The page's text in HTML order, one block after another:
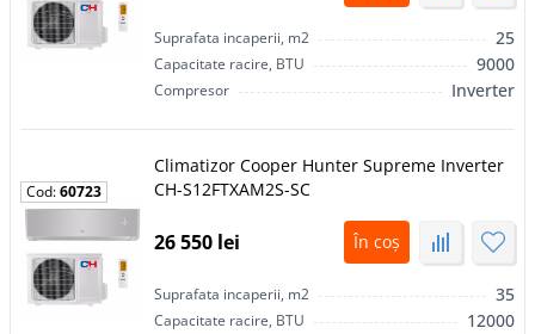
Suprafata incaperii, m2 25
Capacitate racire, BTU 9000
Compresor Inverter
Cod:60723
Climatizor Сooper Hunter Supreme Inverter
CH-S12FTXAM2S-SC
26 550 lei În coș
Suprafata incaperii, m2 35
Capacitate racire, BTU 12000